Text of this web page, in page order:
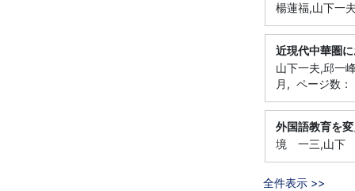
楊蓮福,山下一
近現代中華圏
山下一夫,邱一
月, ページ数
外国語教育を
境 一三,山下
全件表示 >>